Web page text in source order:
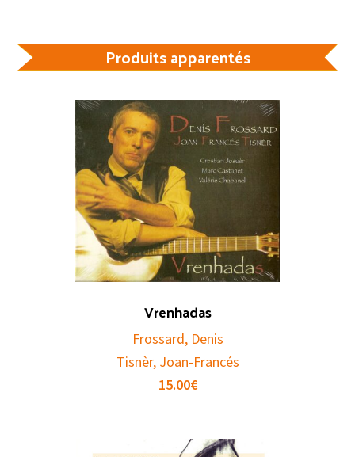
Produits apparentés
Vrenhadas
Frossard, Denis
Tisnèr, Joan-Francés
15.00€